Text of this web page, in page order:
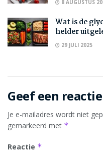
8 AUGUSTUS
Wat is de
helder
29 JULI 2025
Geef een reactie
Je e-mailadres wordt niet
gemarkeerd met *
Reactie *